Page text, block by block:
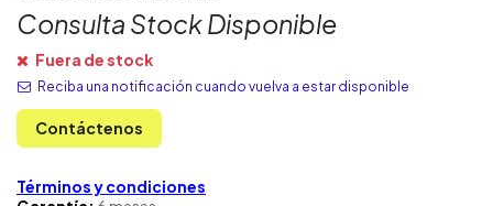
Consulta Stock Disponible
Fuera de stock
Reciba una notificación cuando vuelva a estar disponible
Contáctenos
Términos y condiciones